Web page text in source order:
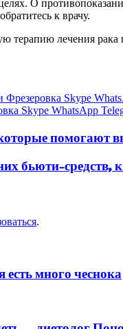
О
к врачу.
терапию лечения
Фрезеровка Skype
Skype WhatsApp
помогают
бьюти-средств,
.
много чеснока